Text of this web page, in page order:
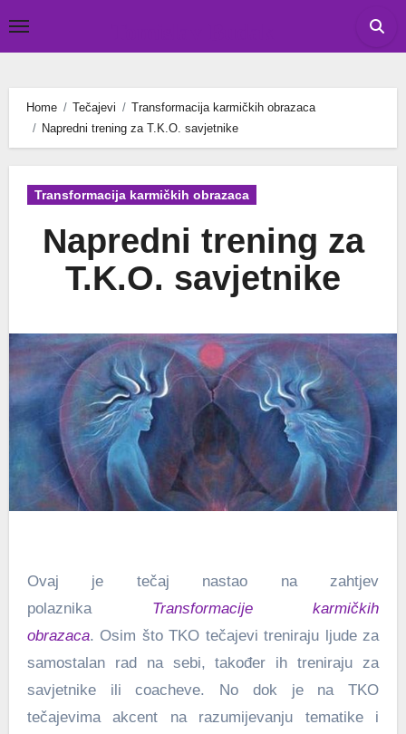
to
Home Tečajevi
Transformacija karmičkih obrazaca
Napredni trening za T.K.O. savjetnike
Transformacija karmičkih obrazaca
Napredni trening za
T.K.O. savjetnike
Ovaj je tečaj nastao na zahtjev
polaznika Transformacije karmičkih
obrazaca. Osim što TKO tečajevi treniraju ljude za
samostalan rad na sebi, također ih treniraju za
savjetnike ili coacheve. No dok je na TKO
tečajevima akcent na razumijevanju tematike i